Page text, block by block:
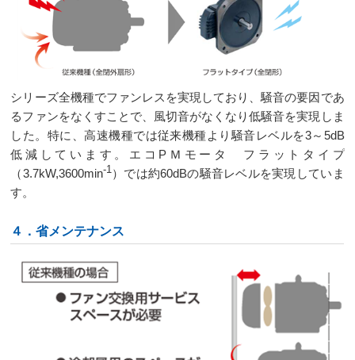
シリーズ全機種でファンレスを実現しており、騒音の要因であ
るファンをなくすことで、風切音がなくなり低騒音を実現しま
した。特に、高速機種では従来機種より騒音レベルを3～5dB
低減しています。エコPＭモータ フラットタイプ
（3.7kW,3600min-1）では約60dBの騒音レベルを実現していま
す。
４．省メンテナンス